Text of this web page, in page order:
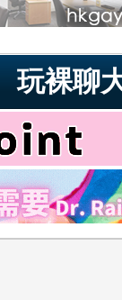
裸聊